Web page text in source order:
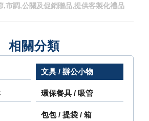
,市調,公關及促銷贈品,提供客製化禮品
相關分類
文具 / 辦公小物
環保餐具 / 吸管
包包 / 提袋 / 箱